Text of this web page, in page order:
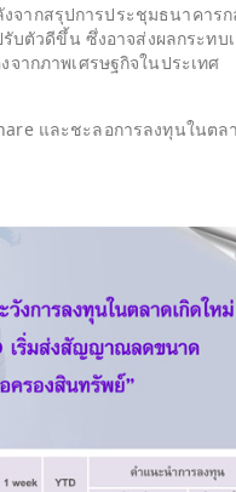
ากสรุปการประชุมธนาคารก
บตัวดีขึ้น ซึ่งอาจส่งผลกระทบ
ากภาพเศรษฐกิจในประเทศ
และชะลอการลงทุนในตล